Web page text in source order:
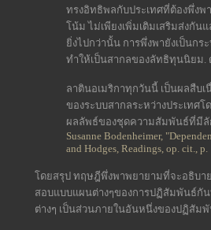
ทรงอิทธิพลกับประเทศที่ต้องพึ่งพ
โน้ม ไม่เพียงเพิ่มเติมเสริมส่งกั
ยิ่งไปกว่านั้น การพึ่งพายังเป็นกร
ทำให้เป็นสากลของลัทธิทุนนิยม.
ลาตินอเมริกาทุกวันนี้ เป็นผลสืบ
ของระบบสากลระหว่างประเท
ผลลัพธ์ของชุดความสัมพันธ์ที่มี
Susanne Bodenheimer,
and Hodges, Readings, op. cit., p.
โดยสรุป ทฤษฎีพึ่งพาพยายามที่จะอธิบา
สอบแบบแผนต่างๆของการปฏิสัมพันธ์กัน
ต่างๆ เป็นส่วนภายในอันหนึ่งของปฏิสัม